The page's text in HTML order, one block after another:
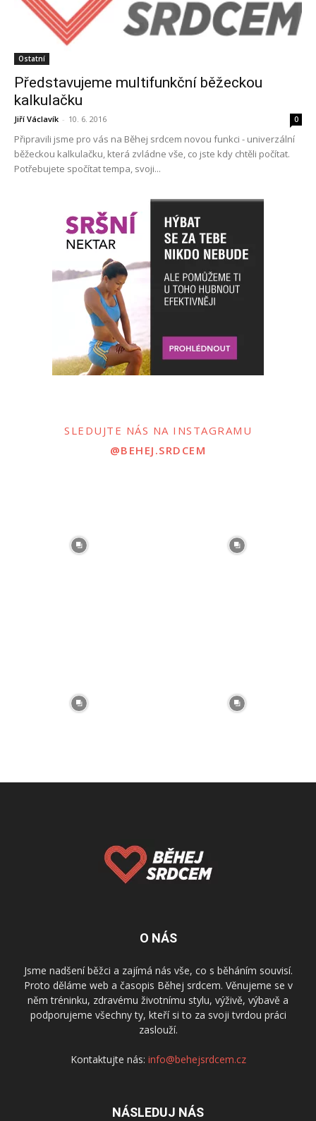
Ostatní
Představujeme multifunkční běžeckou
kalkulačku
Jiří Václavík - 10. 6. 2016 0
Připravili jsme pro vás na Běhej srdcem novou funkci - univerzální
běžeckou kalkulačku, která zvládne vše, co jste kdy chtěli počítat.
Potřebujete spočítat tempa, svoji...
SLEDUJTE NÁS NA INSTAGRAMU
@BEHEJ.SRDCEM
O NÁS
Jsme nadšení běžci a zajímá nás vše, co s běháním souvisí.
Proto děláme web a časopis Běhej srdcem. Věnujeme se v
něm tréninku, zdravému životnímu stylu, výživě, výbavě a
podporujeme všechny ty, kteří si to za svoji tvrdou práci
zaslouží.
Kontaktujte nás: info@behejsrdcem.cz
NÁSLEDUJ NÁS